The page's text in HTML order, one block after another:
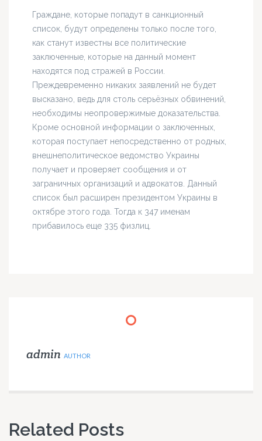
Граждане, которые попадут в санкционный
список, будут определены только после того,
как станут известны все политические
заключенные, которые на данный момент
находятся под стражей в России.
Преждевременно никаких заявлений не будет
высказано, ведь для столь серьёзных обвинений,
необходимы неопровержимые доказательства.
Кроме основной информации о заключенных,
которая поступает непосредственно от родных,
внешнеполитическое ведомство Украины
получает и проверяет сообщения и от
заграничных организаций и адвокатов. Данный
список был расширен президентом Украины в
октябре этого года. Тогда к 347 именам
прибавилось еще 335 физлиц.
admin AUTHOR
Related Posts